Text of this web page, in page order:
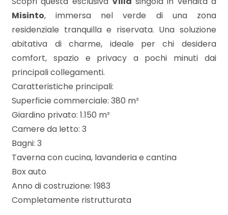
Misinto, immersa nel verde di una zona
residenziale tranquilla e riservata. Una soluzione
abitativa di charme, ideale per chi desidera
comfort, spazio e privacy a pochi minuti dai
principali collegamenti.
Caratteristiche principali:
Superficie commerciale: 380 m²
Giardino privato: 1.150 m²
Camere da letto: 3
Bagni: 3
Taverna con cucina, lavanderia e cantina
Box auto
Anno di costruzione: 1983
Completamente ristrutturata
Locali
minimi
Qualsiasi
1
2
3